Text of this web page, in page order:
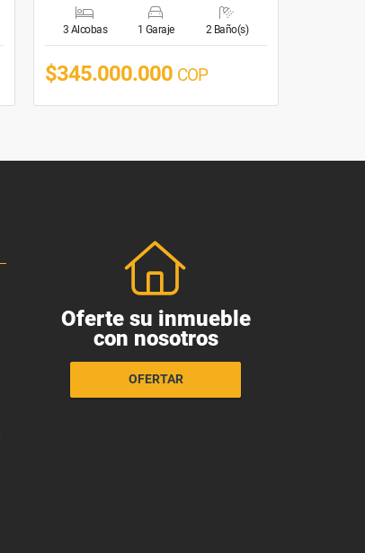
3 Alcobas 1 Garaje 2 Baño(s)
$345.000.000 COP
Oferte su inmueble
con nosotros
OFERTAR